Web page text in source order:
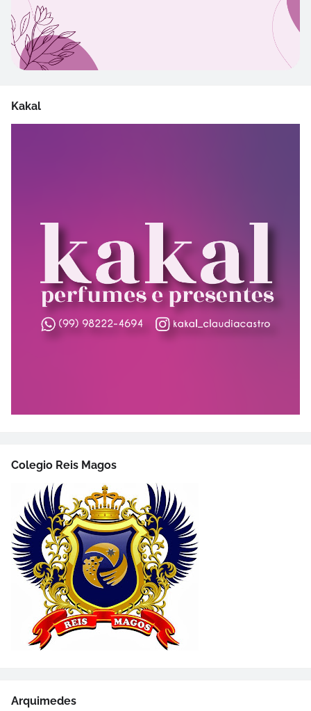
Kakal
Colegio Reis Magos
Arquimedes